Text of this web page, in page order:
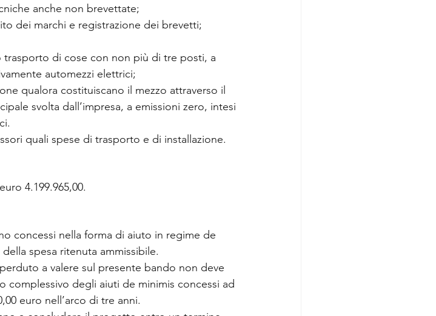
anche non brevettate;
dei marchi e registrazione dei brevetti;
trasporto di cose con non più di tre posti, a
automezzi elettrici;
qualora costituiscano il mezzo attraverso il
svolta dall’impresa, a emissioni zero, intesi
quali spese di trasporto e di installazione.
4.199.965,00.
concessi nella forma di aiuto in regime de
spesa ritenuta ammissibile.
a valere sul presente bando non deve
complessivo degli aiuti de minimis concessi ad
euro nell’arco di tre anni.